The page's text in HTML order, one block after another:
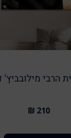
מילובביץ’ דגם
210 ₪